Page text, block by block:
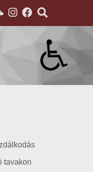
tavakon